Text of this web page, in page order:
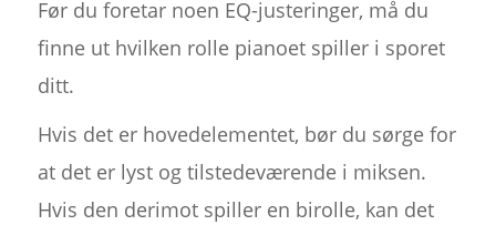
Før du foretar noen EQ-justeringer, må du
finne ut hvilken rolle pianoet spiller i sporet
ditt.
Hvis det er hovedelementet, bør du sørge for
at det er lyst og tilstedeværende i miksen.
Hvis den derimot spiller en birolle, kan det